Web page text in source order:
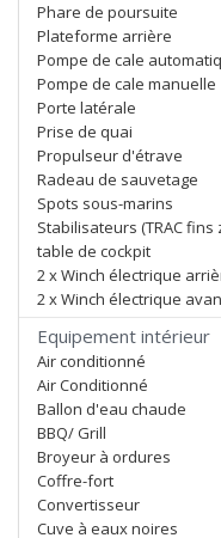
Phare de poursuite
Plateforme arrière
Pompe de cale
Pompe de cale manuelle
Porte latérale
Prise de quai
Propulseur d'étrave
Radeau de sauvetage
Spots sous-marins
Stabilisateurs (TRAC
table de cockpit
2 x Winch électrique
2 x Winch électrique
Equipement intérieur
Air conditionné
Air Conditionné
Ballon d'eau chaude
BBQ/ Grill
Broyeur à ordures
Coffre-fort
Convertisseur
Cuve à eaux noires